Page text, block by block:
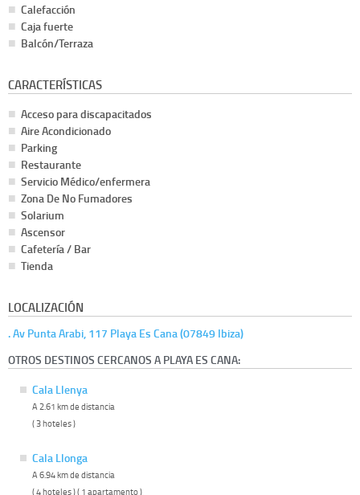
Calefacción
Caja fuerte
Balcón/Terraza
CARACTERÍSTICAS
Acceso para discapacitados
Aire Acondicionado
Parking
Restaurante
Servicio Médico/enfermera
Zona De No Fumadores
Solarium
Ascensor
Cafetería / Bar
Tienda
LOCALIZACIÓN
. Av Punta Arabi, 117 Playa Es Cana (07849 Ibiza)
OTROS DESTINOS CERCANOS A PLAYA ES CANA:
Cala Llenya
A 2.61 km de distancia
( 3 hoteles )
Cala Llonga
A 6.94 km de distancia
( 4 hoteles ) ( 1 apartamento )